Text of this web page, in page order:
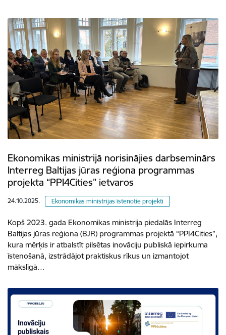
Ekonomikas ministrijā norisinājies darbseminārs
Interreg Baltijas jūras reģiona programmas
projekta “PPI4Cities” ietvaros
24.10.2025. Ekonomikas ministrijas īstenotie projekti
Kopš 2023. gada Ekonomikas ministrija piedalās Interreg
Baltijas jūras reģiona (BJR) programmas projektā “PPI4Cities”,
kura mērķis ir atbalstīt pilsētas inovāciju publiskā iepirkuma
īstenošanā, izstrādājot praktiskus rīkus un izmantojot
mākslīgā…